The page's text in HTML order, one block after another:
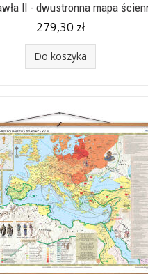
II - dwustronna mapa
279,30 zł
Do koszyka